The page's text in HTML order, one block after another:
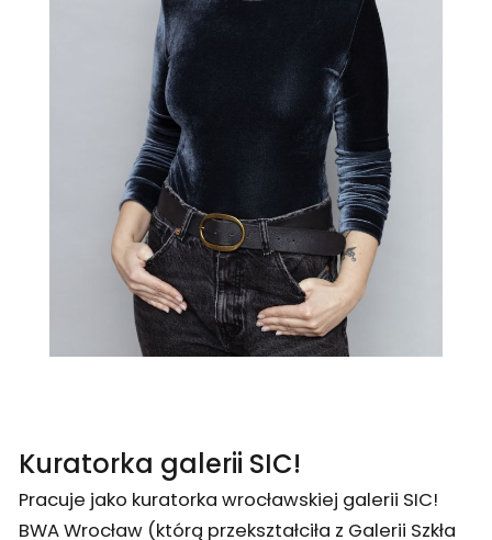
Kuratorka galerii SIC!
Pracuje jako kuratorka wrocławskiej galerii SIC!
BWA Wrocław (którą przekształciła z Galerii Szkła